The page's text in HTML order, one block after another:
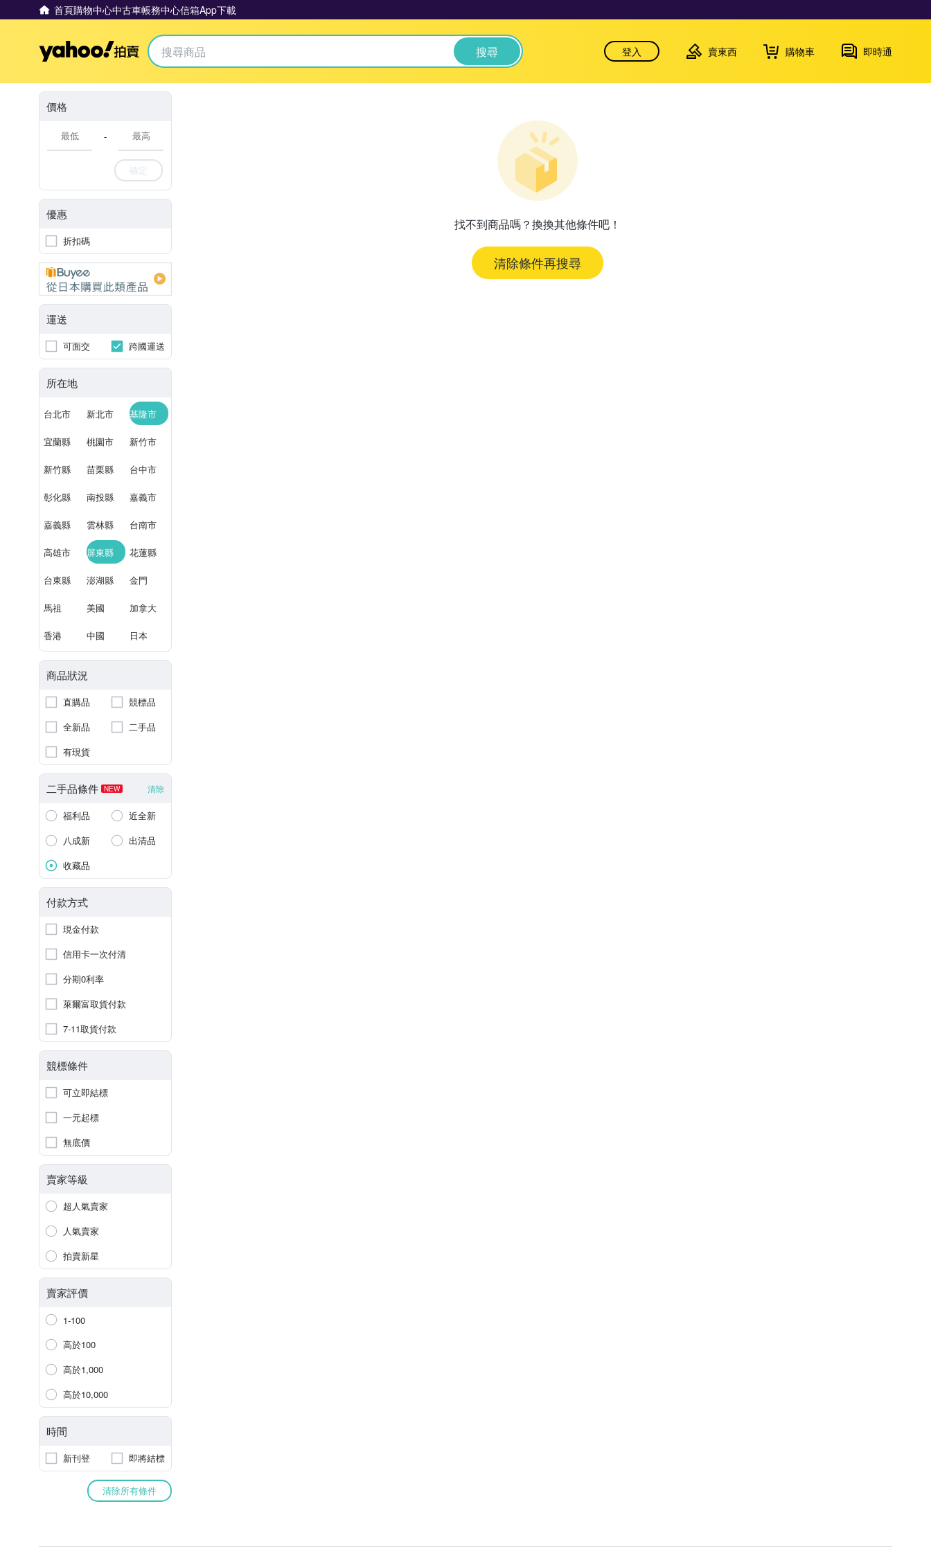
首頁購物中心中古車帳務中心信箱App下載
Yahoo拍賣 搜尋 登入 賣東西 購物車 即時通
價格
-
確定
優惠
折扣碼
運送
可面交 跨國運送
所在地
台北市 新北市 基隆市
宜蘭縣 桃園市 新竹市
新竹縣 苗栗縣 台中市
彰化縣 南投縣 嘉義市
嘉義縣 雲林縣 台南市
高雄市 屏東縣 花蓮縣
台東縣 澎湖縣 金門
馬祖 美國 加拿大
香港 中國 日本
商品狀況
直購品
競標品
全新品
二手品
有現貨
二手品條件 NEW 清除
福利品
近全新
八成新
出清品
收藏品
付款方式
現金付款
信用卡一次付清
分期0利率
萊爾富取貨付款
7-11取貨付款
競標條件
可立即結標
一元起標
無底價
賣家等級
超人氣賣家
人氣賣家
拍賣新星
賣家評價
1-100
高於100
高於1,000
高於10,000
時間
新刊登 即將結標
清除所有條件
找不到商品嗎？換換其他條件吧！
清除條件再搜尋